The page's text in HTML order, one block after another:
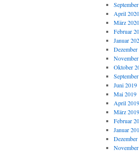
April 2020
März 2020
Februar
Januar
Oktober
Juni 2019
Mai 2019
April 2019
März 2019
Februar
Januar